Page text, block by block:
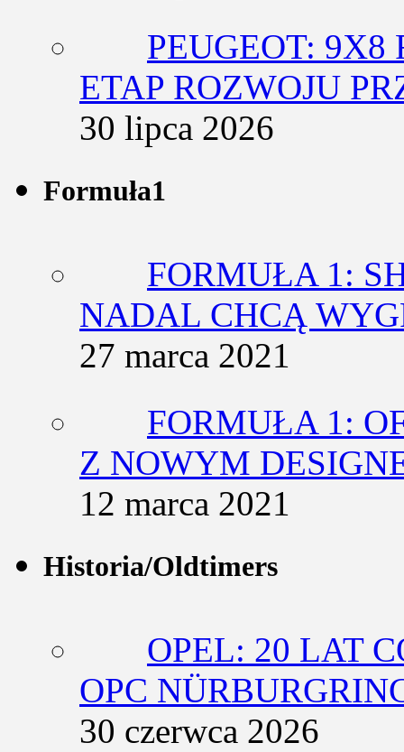
PEUGEOT: 9X8
ETAP ROZWOJU
30 lipca 2026
Formuła1
FORMUŁA 1:
NADAL CHCĄ
27 marca 2021
FORMUŁA 1:
Z NOWYM
12 marca 2021
Historia/Oldtimers
OPEL: 20 LAT
OPC
30 czerwca 2026